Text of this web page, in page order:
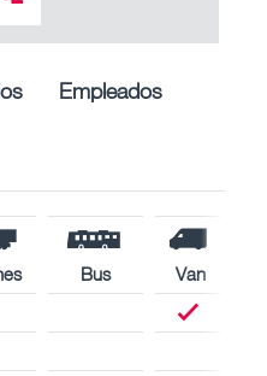
Empleados
Bus
Van